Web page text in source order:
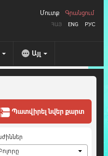
ՀԱՅ ENG РУС
Մուտք Գրանցում
Այլ
Պատվիրել նվեր քարտ